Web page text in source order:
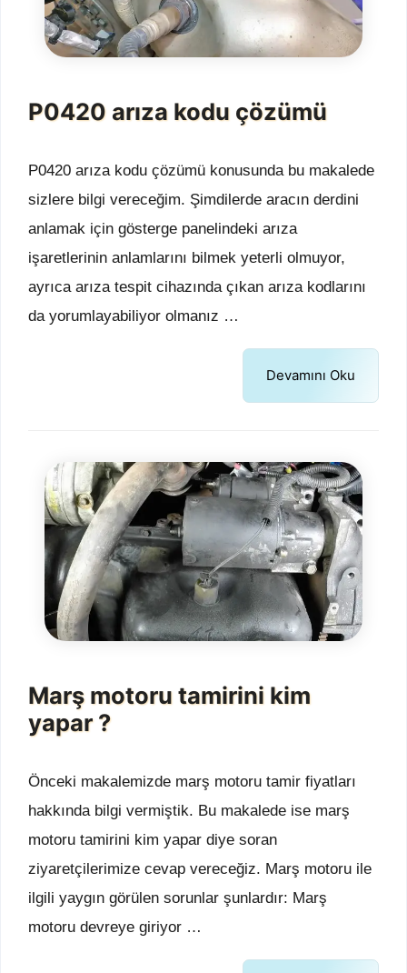
P0420 arıza kodu çözümü
P0420 arıza kodu çözümü konusunda bu makalede
sizlere bilgi vereceğim. Şimdilerde aracın derdini
anlamak için gösterge panelindeki arıza
işaretlerinin anlamlarını bilmek yeterli olmuyor,
ayrıca arıza tespit cihazında çıkan arıza kodlarını
da yorumlayabiliyor olmanız …
Devamını Oku
Marş motoru tamirini kim
yapar ?
Önceki makalemizde marş motoru tamir fiyatları
hakkında bilgi vermiştik. Bu makalede ise marş
motoru tamirini kim yapar diye soran
ziyaretçilerimize cevap vereceğiz. Marş motoru ile
ilgili yaygın görülen sorunlar şunlardır: Marş
motoru devreye giriyor …